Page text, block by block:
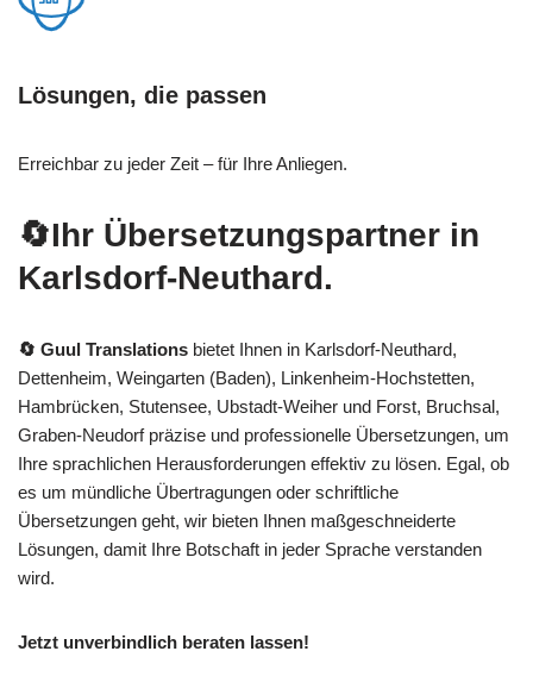
Lösungen, die passen
Erreichbar zu jeder Zeit – für Ihre Anliegen.
🔄Ihr Übersetzungspartner in
Karlsdorf-Neuthard.
🔄 Guul Translations bietet Ihnen in Karlsdorf-Neuthard,
Dettenheim, Weingarten (Baden), Linkenheim-Hochstetten,
Hambrücken, Stutensee, Ubstadt-Weiher und Forst, Bruchsal,
Graben-Neudorf präzise und professionelle Übersetzungen, um
Ihre sprachlichen Herausforderungen effektiv zu lösen. Egal, ob
es um mündliche Übertragungen oder schriftliche
Übersetzungen geht, wir bieten Ihnen maßgeschneiderte
Lösungen, damit Ihre Botschaft in jeder Sprache verstanden
wird.
Jetzt unverbindlich beraten lassen!